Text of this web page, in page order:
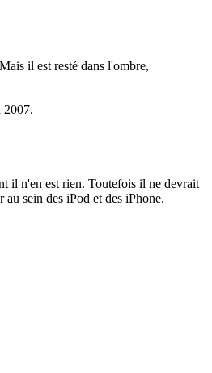
il est resté dans l'ombre,
2007.
il n'en est rien. Toutefois il ne devrait
au sein des iPod et des iPhone.